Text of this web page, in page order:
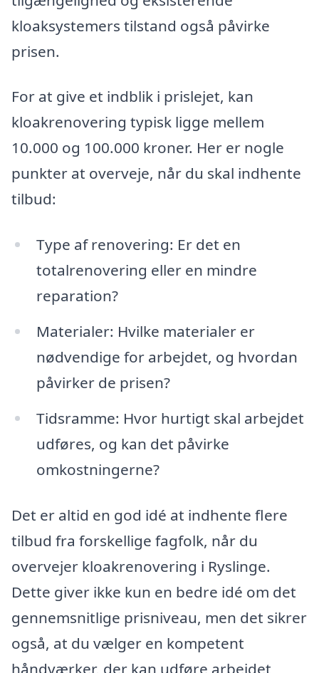
kloaksystemers tilstand også påvirke
prisen.
For at give et indblik i prislejet, kan
kloakrenovering typisk ligge mellem
10.000 og 100.000 kroner. Her er nogle
punkter at overveje, når du skal indhente
tilbud:
Type af renovering: Er det en
totalrenovering eller en mindre
reparation?
Materialer: Hvilke materialer er
nødvendige for arbejdet, og hvordan
påvirker de prisen?
Tidsramme: Hvor hurtigt skal arbejdet
udføres, og kan det påvirke
omkostningerne?
Det er altid en god idé at indhente flere
tilbud fra forskellige fagfolk, når du
overvejer kloakrenovering i Ryslinge.
Dette giver ikke kun en bedre idé om det
gennemsnitlige prisniveau, men det sikrer
også, at du vælger en kompetent
håndværker, der kan udføre arbejdet